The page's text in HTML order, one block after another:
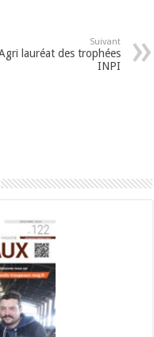
Suivant
lauréat des trophées
INPI